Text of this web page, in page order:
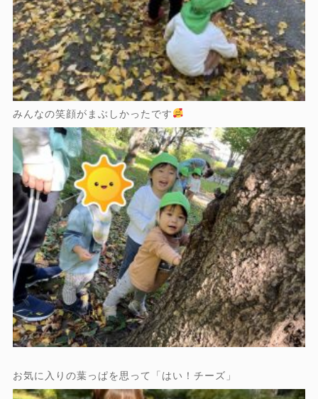
みんなの笑顔がまぶしかったです
お気に入りの葉っぱを思って「はい！チーズ」